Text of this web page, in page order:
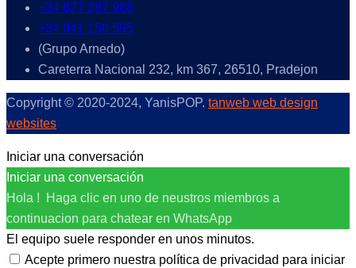
+34 627 287 988
+34 941 150 595
(Grupo Arnedo)
Careterra Nacional 232, km 367, 26510, Pradejon
Copyright © 2020-2024, YanisPOP. tanweb web design
websites
Iniciar una conversación
Iniciar una conversación
Hola ! Haga clic en uno de neustros miembros a
continuacion para chatear en WhatsApp
El equipo suele responder en unos minutos.
Acepte primero nuestra política de privacidad para iniciar